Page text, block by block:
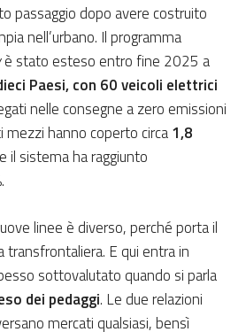
passaggio dopo avere costruito
nell’urbano. Il programma
è stato esteso entro fine 2025 a
Paesi, con 60 veicoli elettrici
nelle consegne a zero emissioni
hanno coperto circa1,8
e il sistema ha raggiunto
linee è diverso, perché porta il
transfrontaliera. E qui entra in
sottovalutato quando si parla
dei pedaggi. Le due relazioni
mercati qualsiasi, bensì